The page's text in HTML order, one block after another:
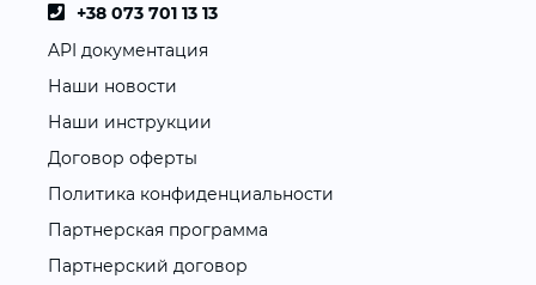
+38 073 701 13 13
API документация
Наши новости
Наши инструкции
Договор оферты
Политика конфиденциальности
Партнерская программа
Партнерский договор